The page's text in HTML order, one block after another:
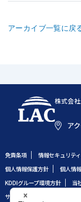
アーカイブ一覧に戻
株式会
ア
免責条項 情報セキュリテ
個人情報保護方針
個人情
KDDIグループ環境方針
当
サイトのご利用条件